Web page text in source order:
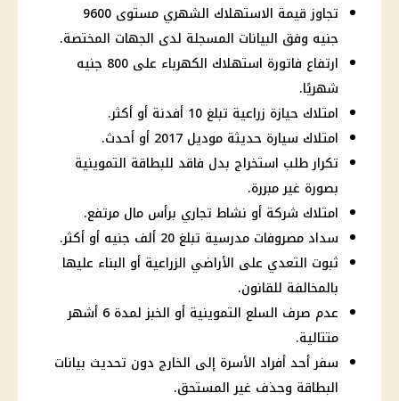
تجاوز قيمة الاستهلاك الشهري مستوى 9600
جنيه وفق البيانات المسجلة لدى الجهات المختصة.
ارتفاع فاتورة استهلاك الكهرباء على 800 جنيه
شهريًا.
امتلاك حيازة زراعية تبلغ 10 أفدنة أو أكثر.
امتلاك سيارة حديثة موديل 2017 أو أحدث.
تكرار طلب استخراج بدل فاقد للبطاقة التموينية
بصورة غير مبررة.
امتلاك شركة أو نشاط تجاري برأس مال مرتفع.
سداد مصروفات مدرسية تبلغ 20 ألف جنيه أو أكثر.
ثبوت التعدي على الأراضي الزراعية أو البناء عليها
بالمخالفة للقانون.
عدم صرف السلع التموينية أو الخبز لمدة 6 أشهر
متتالية.
سفر أحد أفراد الأسرة إلى الخارج دون تحديث بيانات
البطاقة وحذف غير المستحق.